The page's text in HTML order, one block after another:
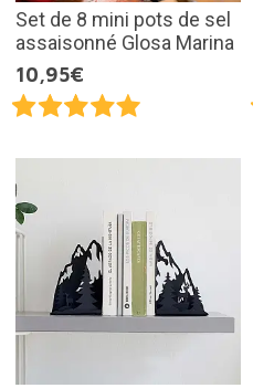
Set de 8 mini pots de sel
assaisonné Glosa Marina
10,95€